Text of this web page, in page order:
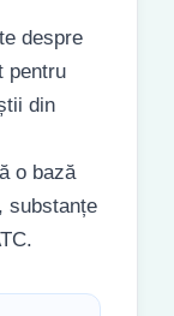
despre
pentru
din
o bază
substanțe